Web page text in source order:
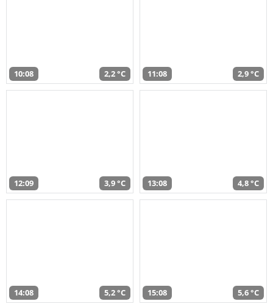
10:08 2,2 °C 11:08 2,9 °C
12:09 3,9 °C 13:08 4,8 °C
14:08 5,2 °C 15:08 5,6 °C